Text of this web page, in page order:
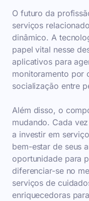
O futuro da
serviços
dinâmico. A
papel vital nesse
aplicativos para
monitoramento por
socialização entre
Além disso, o
mudando. Cada
a investir em
bem-estar de seus
oportunidade para
diferenciar-se no
serviços de
enriquecedoras